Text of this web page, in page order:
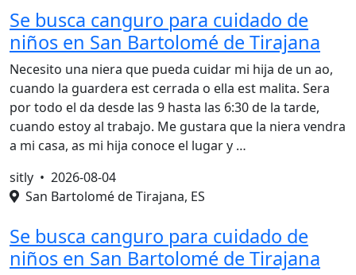
Se busca canguro para cuidado de
niños en San Bartolomé de Tirajana
Necesito una niera que pueda cuidar mi hija de un ao,
cuando la guardera est cerrada o ella est malita. Sera
por todo el da desde las 9 hasta las 6:30 de la tarde,
cuando estoy al trabajo. Me gustara que la niera vendra
a mi casa, as mi hija conoce el lugar y …
sitly • 2026-08-04
San Bartolomé de Tirajana, ES
Se busca canguro para cuidado de
niños en San Bartolomé de Tirajana